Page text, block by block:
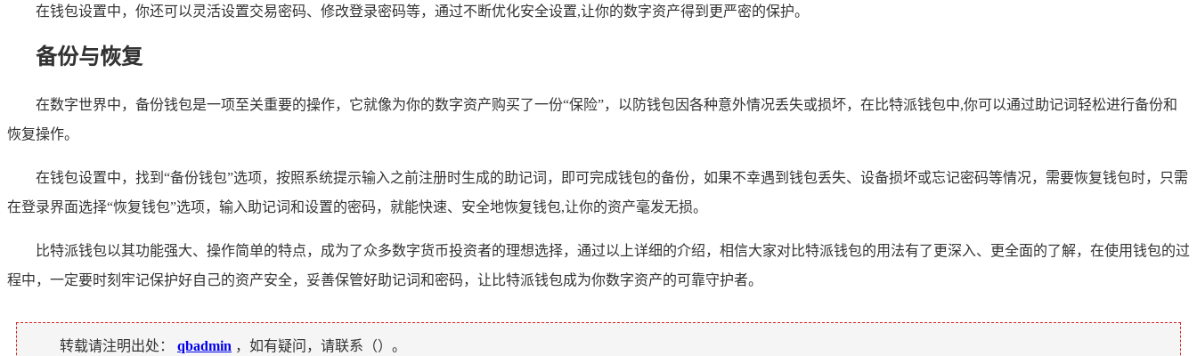
在钱包设置中，你还可以灵活设置交易密码、修改登录密码等，通过不断优化安全设置,让你的数字资产得到更严密的保护。
备份与恢复
在数字世界中，备份钱包是一项至关重要的操作，它就像为你的数字资产购买了一份“保险”，以防钱包因各种意外情况丢失或损坏，在比特派钱包中,你可以通过助记词轻松进行备份和
恢复操作。
在钱包设置中，找到“备份钱包”选项，按照系统提示输入之前注册时生成的助记词，即可完成钱包的备份，如果不幸遇到钱包丢失、设备损坏或忘记密码等情况，需要恢复钱包时，只需
在登录界面选择“恢复钱包”选项，输入助记词和设置的密码，就能快速、安全地恢复钱包,让你的资产毫发无损。
比特派钱包以其功能强大、操作简单的特点，成为了众多数字货币投资者的理想选择，通过以上详细的介绍，相信大家对比特派钱包的用法有了更深入、更全面的了解，在使用钱包的过
程中，一定要时刻牢记保护好自己的资产安全，妥善保管好助记词和密码，让比特派钱包成为你数字资产的可靠守护者。
转载请注明出处： qbadmin ，如有疑问，请联系（）。